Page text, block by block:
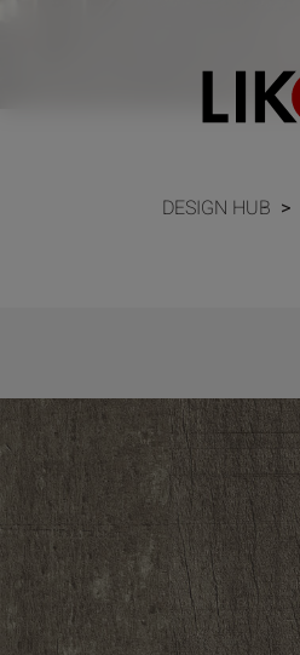
DESIGN HUB >